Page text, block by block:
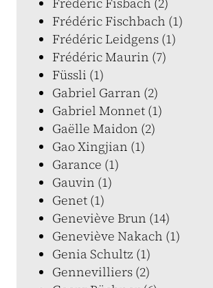
Frédéric Fischbach (1)
Frédéric Leidgens (1)
Frédéric Maurin (7)
Füssli (1)
Gabriel Garran (2)
Gabriel Monnet (1)
Gaëlle Maidon (2)
Gao Xingjian (1)
Garance (1)
Gauvin (1)
Genet (1)
Geneviève Brun (14)
Geneviève Nakach (1)
Genia Schultz (1)
Gennevilliers (2)